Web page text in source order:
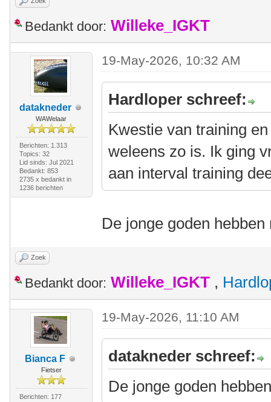
Bedankt door: Willeke_IGKT
datakneder
WAWelaar
Berichten: 1.313
Topics: 32
Lid sinds: Jul 2021
Bedankt: 853
2735 x bedankt in
1236 berichten
19-May-2026, 10:32 AM
Hardloper schreef:
Kwestie van training
weleens zo is. Ik ging
aan interval training
De jonge goden
Zoek
Bedankt door: Willeke_IGKT ,
Bianca F
Fietser
Berichten: 177
19-May-2026, 11:10 AM
datakneder schreef:
De jonge goden